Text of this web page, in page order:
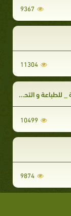
9367
11304
و التحميل
10499
9874